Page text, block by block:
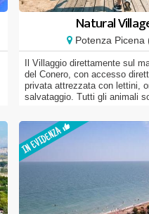
Natural
Potenza Picena
Il Villaggio direttamente sul
del Conero, con accesso
privata attrezzata con lettini,
salvataggio. Tutti gli animali